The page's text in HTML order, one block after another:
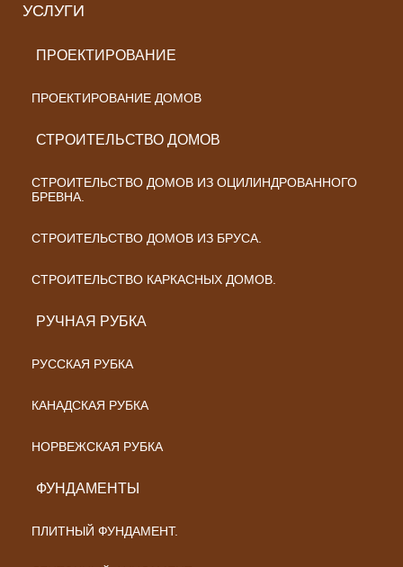
УСЛУГИ
ПРОЕКТИРОВАНИЕ
ПРОЕКТИРОВАНИЕ ДОМОВ
СТРОИТЕЛЬСТВО ДОМОВ
СТРОИТЕЛЬСТВО ДОМОВ ИЗ ОЦИЛИНДРОВАННОГО
БРЕВНА.
СТРОИТЕЛЬСТВО ДОМОВ ИЗ БРУСА.
СТРОИТЕЛЬСТВО КАРКАСНЫХ ДОМОВ.
РУЧНАЯ РУБКА
РУССКАЯ РУБКА
КАНАДСКАЯ РУБКА
НОРВЕЖСКАЯ РУБКА
ФУНДАМЕНТЫ
ПЛИТНЫЙ ФУНДАМЕНТ.